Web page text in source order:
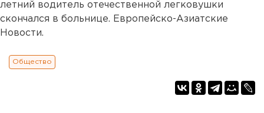
летний водитель отечественной легковушки
скончался в больнице. Европейско-Азиатские
Новости.
Общество